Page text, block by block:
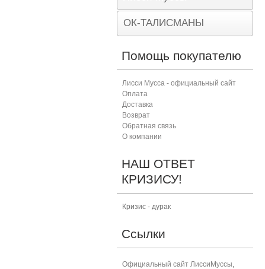
ОК-ТАЛИСМАНЫ
Помощь покупателю
Лисси Мусса - официальный сайт
Оплата
Доставка
Возврат
Обратная связь
О компании
НАШ ОТВЕТ
КРИЗИСУ!
Кризис - дурак
Ссылки
Официальный сайт ЛиссиМуссы,